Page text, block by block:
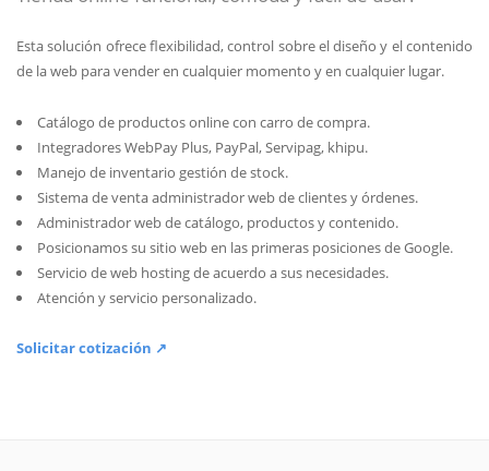
Esta solución ofrece flexibilidad, control sobre el diseño y el contenido
de la web para vender en cualquier momento y en cualquier lugar.
Catálogo de productos online con carro de compra.
Integradores WebPay Plus, PayPal, Servipag, khipu.
Manejo de inventario gestión de stock.
Sistema de venta administrador web de clientes y órdenes.
Administrador web de catálogo, productos y contenido.
Posicionamos su sitio web en las primeras posiciones de Google.
Servicio de web hosting de acuerdo a sus necesidades.
Atención y servicio personalizado.
Solicitar cotización ↗